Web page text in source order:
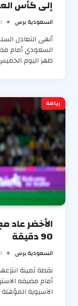
إلى كأس العالم
السعودية برس
أنهى التعادل
السعودي أمام
ظهر اليوم
رياضة
الأخضر عاد
90 دقيقة
السعودية برس
نقطة ثمينة
أمام مضيفه
الآسيوية المؤهلة